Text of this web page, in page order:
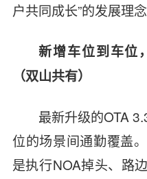
户共同成长”的发展理念
新增车位到车位
（双山共有）
最新升级的OTA
位的场景间通勤覆盖
是执行NOA掉头、路